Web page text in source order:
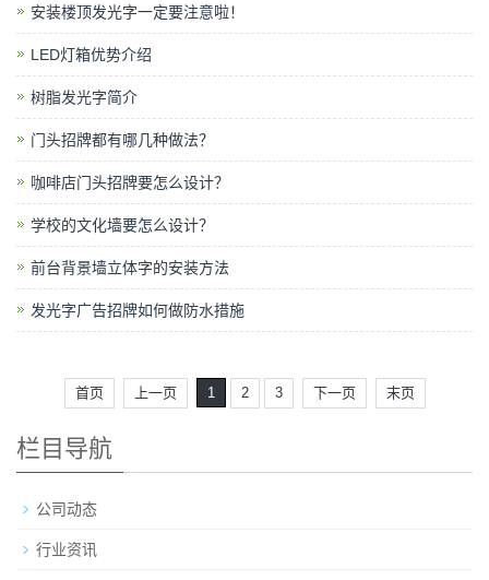
安装楼顶发光字一定要注意啦！
LED灯箱优势介绍
树脂发光字简介
门头招牌都有哪几种做法？
咖啡店门头招牌要怎么设计？
学校的文化墙要怎么设计？
前台背景墙立体字的安装方法
发光字广告招牌如何做防水措施
首页 上一页 1 2 3 下一页 末页
栏目导航
公司动态
行业资讯